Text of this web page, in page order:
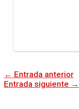
← Entrada anterior
Entrada siguiente →